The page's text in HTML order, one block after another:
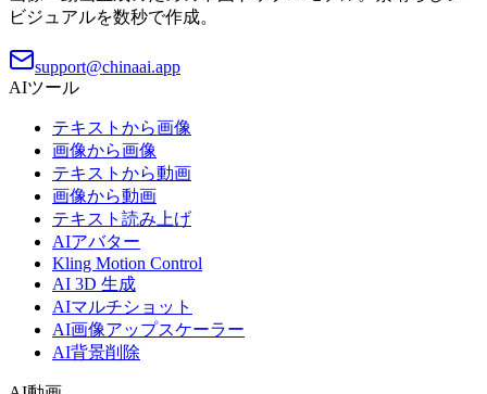
ビジュアルを数秒で作成。
support@chinaai.app
AIツール
テキストから画像
画像から画像
テキストから動画
画像から動画
テキスト読み上げ
AIアバター
Kling Motion Control
AI 3D 生成
AIマルチショット
AI画像アップスケーラー
AI背景削除